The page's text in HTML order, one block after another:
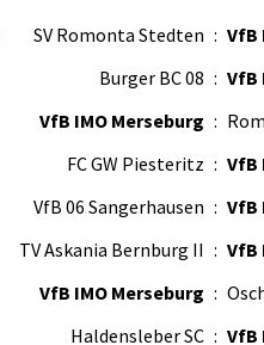
SV Romonta Stedten : VfB
Burger BC 08 : VfB
VfB IMO Merseburg :
FC GW Piesteritz : VfB
VfB 06 Sangerhausen : VfB
TV Askania Bernburg II : VfB
VfB IMO Merseburg :
Haldensleber SC : VfB